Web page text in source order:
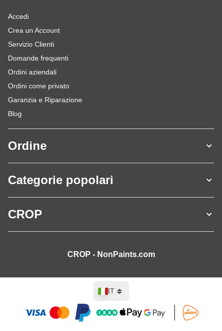
Accedi
Crea un Account
Servizio Clienti
Domande frequenti
Ordini aziendali
Ordini come privato
Garanzia e Riparazione
Blog
Ordine
Categorie popolari
CROP
CROP - NonPaints.com
Lingua
IT